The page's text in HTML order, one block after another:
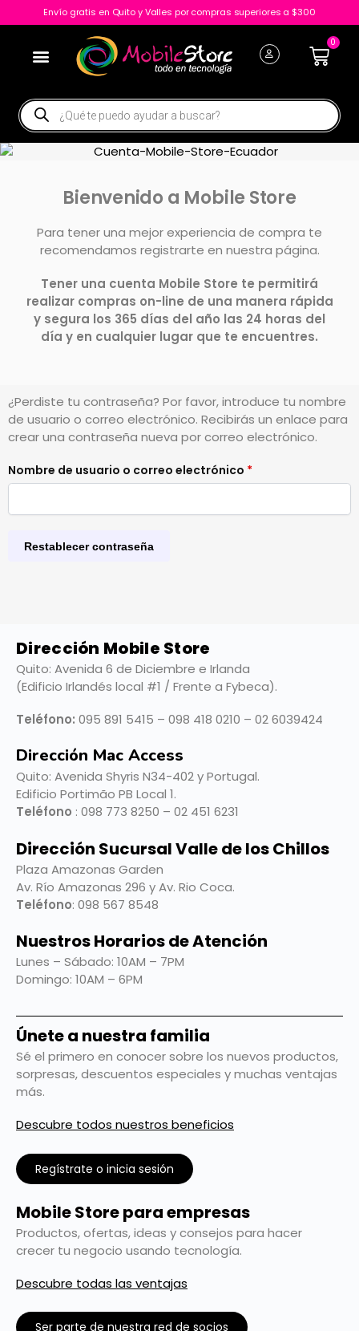
Envío gratis en Quito y Valles por compras superiores a $300
0
Bienvenido a Mobile Store
Para tener una mejor experiencia de compra te
recomendamos registrarte en nuestra página.
Tener una cuenta Mobile Store te permitirá
realizar compras on-line de una manera rápida
y segura los 365 días del año las 24 horas del
día y en cualquier lugar que te encuentres.
¿Perdiste tu contraseña? Por favor, introduce tu nombre
de usuario o correo electrónico. Recibirás un enlace para
crear una contraseña nueva por correo electrónico.
Nombre de usuario o correo electrónico *
Restablecer contraseña
Dirección Mobile Store
Quito: Avenida 6 de Diciembre e Irlanda
(Edificio Irlandés local #1 / Frente a Fybeca).
Teléfono: 095 891 5415 – 098 418 0210 – 02 6039424
Dirección Mac Access
Quito: Avenida Shyris N34-402 y Portugal.
Edificio Portimão PB Local 1.
Teléfono : 098 773 8250 – 02 451 6231
Dirección Sucursal Valle de los Chillos
Plaza Amazonas Garden
Av. Río Amazonas 296 y Av. Rio Coca.
Teléfono: 098 567 8548
Nuestros Horarios de Atención
Lunes – Sábado: 10AM – 7PM
Domingo: 10AM – 6PM
Únete a nuestra familia
Sé el primero en conocer sobre los nuevos productos,
sorpresas, descuentos especiales y muchas ventajas
más.
Descubre todos nuestros beneficios
Regístrate o inicia sesión
Mobile Store para empresas
Productos, ofertas, ideas y consejos para hacer
crecer tu negocio usando tecnología.
Descubre todas las ventajas
Ser parte de nuestra red de socios